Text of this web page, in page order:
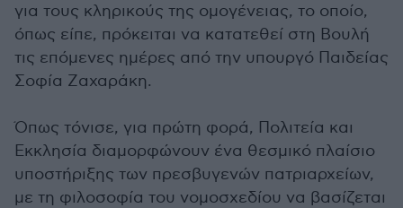
για τους κληρικούς της ομογένειας, το οποίο,
όπως είπε, πρόκειται να κατατεθεί στη Βουλή
τις επόμενες ημέρες από την υπουργό Παιδείας
Σοφία Ζαχαράκη.
Όπως τόνισε, για πρώτη φορά, Πολιτεία και
Εκκλησία διαμορφώνουν ένα θεσμικό πλαίσιο
υποστήριξης των πρεσβυγενών πατριαρχείων,
με τη φιλοσοφία του νομοσχεδίου να βασίζεται